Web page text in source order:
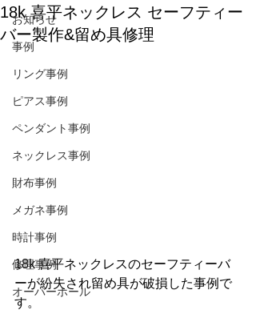
お知らせ
事例
リング事例
ピアス事例
ペンダント事例
ネックレス事例
財布事例
メガネ事例
時計事例
修理事例
オーバーホール
18k 喜平ネックレス セーフティー
バー製作&留め具修理
18k 喜平ネックレスのセーフティーバ
ーが紛失され留め具が破損した事例で
す。